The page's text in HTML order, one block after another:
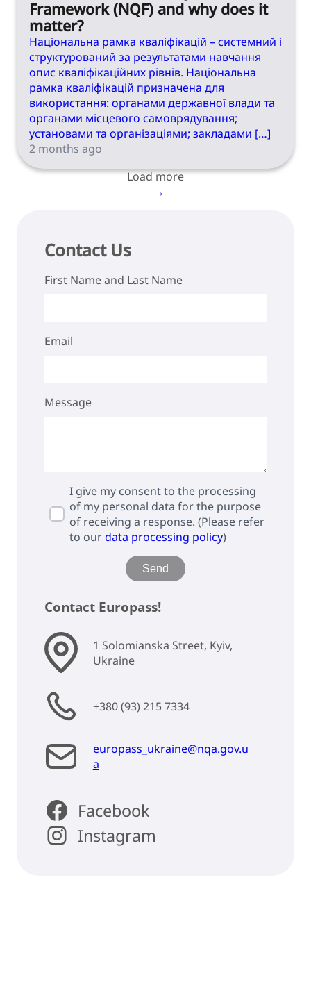
Framework (NQF) and why does it
matter?
Національна рамка кваліфікацій – системний і
структурований за результатами навчання
опис кваліфікаційних рівнів. Національна
рамка кваліфікацій призначена для
використання: органами державної влади та
органами місцевого самоврядування;
установами та організаціями; закладами […]
2 months ago
Load more
→
Contact Us
First Name and Last Name
Email
Message
I give my consent to the processing
of my personal data for the purpose
of receiving a response. (Please refer
to ourdata processing policy)
Send
Contact Europass!
1 Solomianska Street, Kyiv,
Ukraine
+380 (93) 215 7334
europass_ukraine@nqa.gov.u
a
Facebook
Instagram